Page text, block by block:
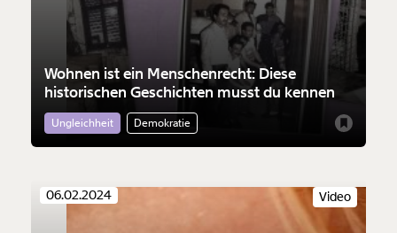
Wohnen ist ein Menschenrecht: Diese
historischen Geschichten musst du kennen
Ungleichheit Demokratie
Video
06.02.2024